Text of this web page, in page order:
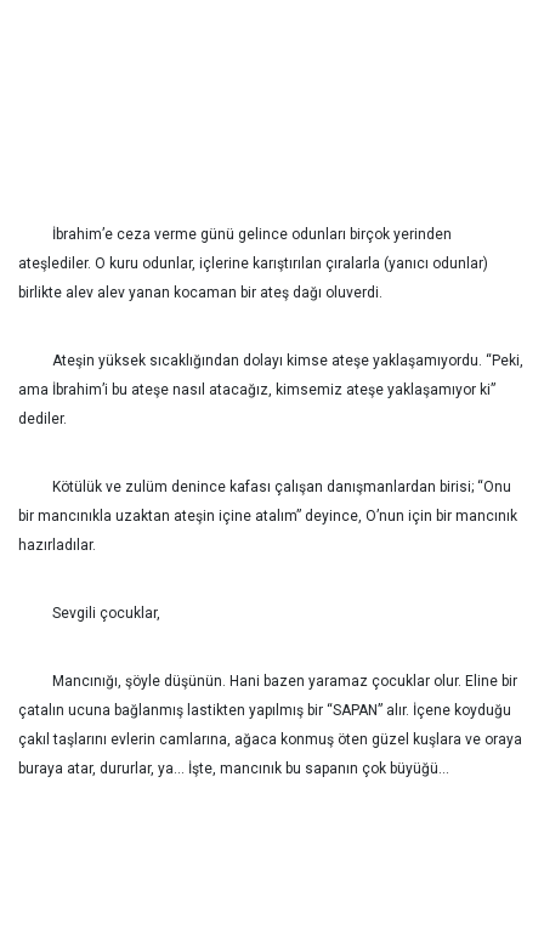
İbrahim’e ceza verme günü gelince odunları birçok yerinden
ateşlediler. O kuru odunlar, içlerine karıştırılan çıralarla (yanıcı odunlar)
birlikte alev alev yanan kocaman bir ateş dağı oluverdi.
Ateşin yüksek sıcaklığından dolayı kimse ateşe yaklaşamıyordu. “Peki,
ama İbrahim’i bu ateşe nasıl atacağız, kimsemiz ateşe yaklaşamıyor ki”
dediler.
Kötülük ve zulüm denince kafası çalışan danışmanlardan birisi; “Onu
bir mancınıkla uzaktan ateşin içine atalım” deyince, O’nun için bir mancınık
hazırladılar.
Sevgili çocuklar,
Mancınığı, şöyle düşünün. Hani bazen yaramaz çocuklar olur. Eline bir
çatalın ucuna bağlanmış lastikten yapılmış bir “SAPAN” alır. İçene koyduğu
çakıl taşlarını evlerin camlarına, ağaca konmuş öten güzel kuşlara ve oraya
buraya atar, dururlar, ya... İşte, mancınık bu sapanın çok büyüğü…